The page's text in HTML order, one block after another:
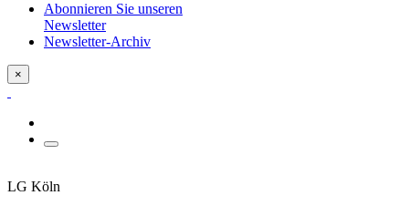
Abonnieren Sie unseren
Newsletter
Newsletter-Archiv
×
LG Köln